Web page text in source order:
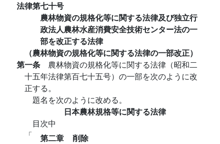
法律第七十号
農林物資の規格化等に関する法律及び独立行
政法人農林水産消費安全技術センター法の一
部を改正する法律
（農林物資の規格化等に関する法律の一部改正）
第一条 農林物資の規格化等に関する法律（昭和二
十五年法律第百七十五号）の一部を次のように改
正する。
題名を次のように改める。
日本農林規格等に関する法律
目次中
「
第二章
削除